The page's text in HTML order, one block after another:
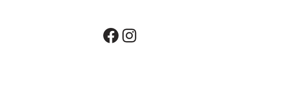
Facebook
Instagram